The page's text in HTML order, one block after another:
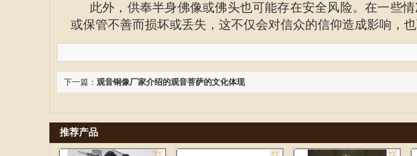
此外，供奉半身佛像或佛头也可能存在安全风险。在一些
或保管不善而损坏或丢失，这不仅会对信众的信仰造成影响，
下一篇： 观音铜像厂家介绍的观音菩萨的文化体现
推荐产品